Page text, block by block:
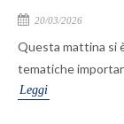
20/03/2026
Questa mattina si
tematiche
Leggi